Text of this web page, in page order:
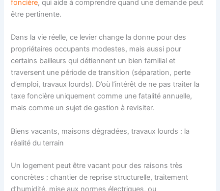
foncière, qui aide à comprendre quand une demande peut
être pertinente.
Dans la vie réelle, ce levier change la donne pour des
propriétaires occupants modestes, mais aussi pour
certains bailleurs qui détiennent un bien familial et
traversent une période de transition (séparation, perte
d’emploi, travaux lourds). D’où l’intérêt de ne pas traiter la
taxe foncière uniquement comme une fatalité annuelle,
mais comme un sujet de gestion à revisiter.
Biens vacants, maisons dégradées, travaux lourds : la
réalité du terrain
Un logement peut être vacant pour des raisons très
concrètes : chantier de reprise structurelle, traitement
d’humidité, mise aux normes électriques, ou